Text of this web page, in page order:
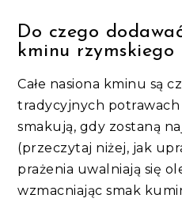
Do czego
kminu rzymskiego
Całe nasiona kminu są
tradycyjnych potrawach
smakują, gdy zostaną
(przeczytaj niżej, jak
prażenia uwalniają się
wzmacniając smak